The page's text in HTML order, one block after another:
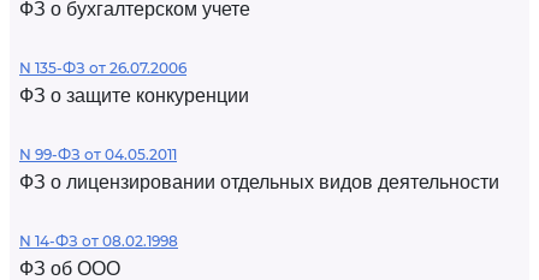
ФЗ о бухгалтерском учете
N 135-ФЗ от 26.07.2006
ФЗ о защите конкуренции
N 99-ФЗ от 04.05.2011
ФЗ о лицензировании отдельных видов деятельности
N 14-ФЗ от 08.02.1998
ФЗ об ООО